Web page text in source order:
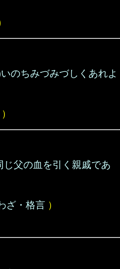
のちみづみづしくあれよ
）
じ父の血を引く親戚であ
ざ・格言 ）